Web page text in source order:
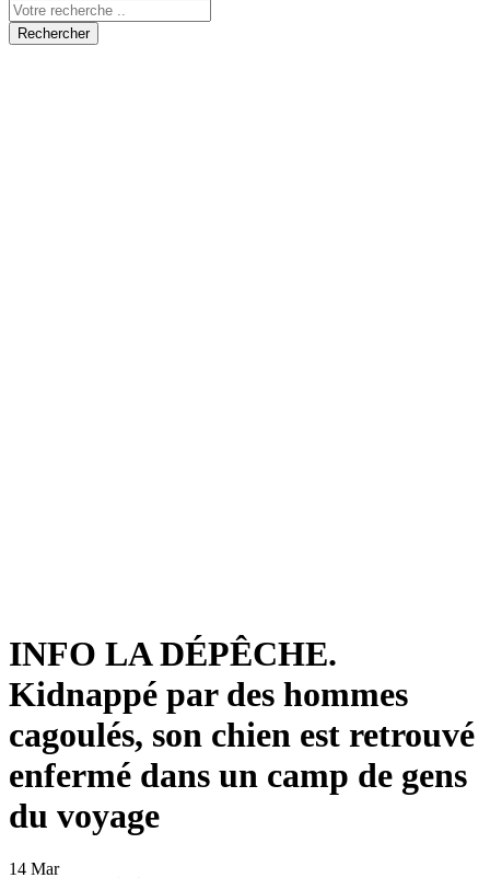
Rechercher
INFO LA DÉPÊCHE.
Kidnappé par des hommes
cagoulés, son chien est retrouvé
enfermé dans un camp de gens
du voyage
14 Mar